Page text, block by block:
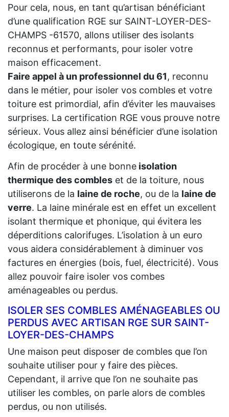
Pour cela, nous, en tant qu’artisan bénéficiant
d’une qualification RGE sur SAINT-LOYER-DES-
CHAMPS -61570, allons utiliser des isolants
reconnus et performants, pour isoler votre
maison efficacement.
Faire appel à un professionnel du 61, reconnu
dans le métier, pour isoler vos combles et votre
toiture est primordial, afin d’éviter les mauvaises
surprises. La certification RGE vous prouve notre
sérieux. Vous allez ainsi bénéficier d’une isolation
écologique, en toute sérénité.
Afin de procéder à une bonne isolation
thermique des combles et de la toiture, nous
utiliserons de la laine de roche, ou de la laine de
verre. La laine minérale est en effet un excellent
isolant thermique et phonique, qui évitera les
déperditions calorifuges. L’isolation à un euro
vous aidera considérablement à diminuer vos
factures en énergies (bois, fuel, électricité). Vous
allez pouvoir faire isoler vos combes
aménageables ou perdus.
ISOLER SES COMBLES AMÉNAGEABLES OU
PERDUS AVEC ARTISAN RGE SUR SAINT-
LOYER-DES-CHAMPS
Une maison peut disposer de combles que l’on
souhaite utiliser pour y faire des pièces.
Cependant, il arrive que l’on ne souhaite pas
utiliser les combles, on parle alors de combles
perdus, ou non utilisés.